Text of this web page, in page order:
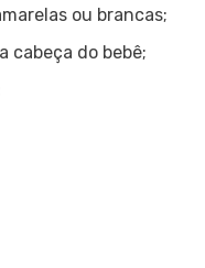
ou brancas;
cabeça do bebê;